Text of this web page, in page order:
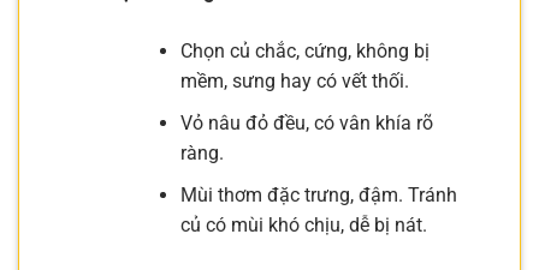
Chọn củ chắc, cứng, không bị
mềm, sưng hay có vết thối.
Vỏ nâu đỏ đều, có vân khía rõ
ràng.
Mùi thơm đặc trưng, đậm. Tránh
củ có mùi khó chịu, dễ bị nát.